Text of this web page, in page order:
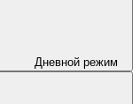
Дневной режим